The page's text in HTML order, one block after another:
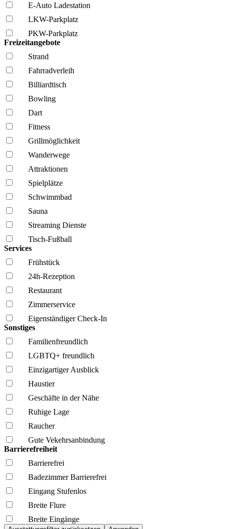
E-Auto Ladestation
LKW-Parkplatz
PKW-Parkplatz
Freizeitangebote
Strand
Fahrrad­verleih
Billiardtisch
Bowling
Dart
Fitness
Grillmöglich­keit
Wanderwege
Attraktionen
Spielplätze
Schwimmbad
Sauna
Streaming Dienste
Tisch-Fußball
Services
Frühstück
24h-Rezeption
Restaurant
Zimmerservice
Eigenständiger Check-In
Sonstiges
Familien­freundlich
LGBTQ+ freundlich
Einzigartiger Ausblick
Haustier
Geschäfte in der Nähe
Ruhige Lage
Raucher
Gute Vekehrsanbindung
Barrierefreiheit
Barrierefrei
Badezimmer Barrierefrei
Eingang Stufenlos
Breite Flure
Breite Eingänge